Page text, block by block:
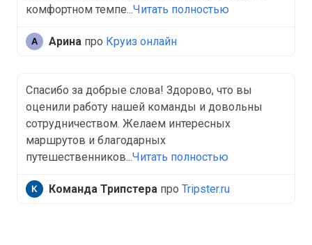
комфортном темпе...Читать полностью
Арина про Круиз онлайн
Спасибо за добрые слова! Здорово, что вы
оценили работу нашей команды и довольны
сотрудничеством. Желаем интересных
маршрутов и благодарных
путешественников...Читать полностью
Команда Трипстера про Tripster.ru